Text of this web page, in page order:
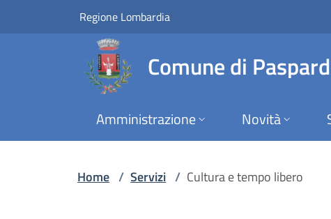
Vai al contenuto principale
Servizi | Comune di
Regione Lombardia
Comune di
Amministrazione Novità
Home / Servizi / Cultura e tempo libero